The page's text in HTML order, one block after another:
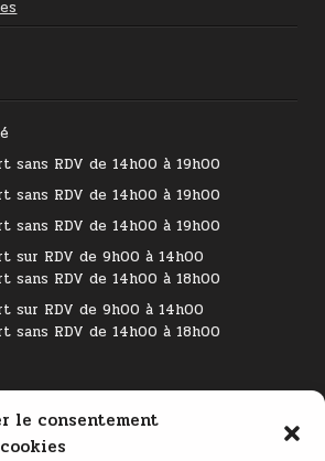
le consentement
sans RDV de 14h00 à 19h00
sans RDV de 14h00 à 19h00
sans RDV de 14h00 à 19h00
sur RDV de 9h00 à 14h00
sans RDV de 14h00 à 18h00
sur RDV de 9h00 à 14h00
sans RDV de 14h00 à 18h00